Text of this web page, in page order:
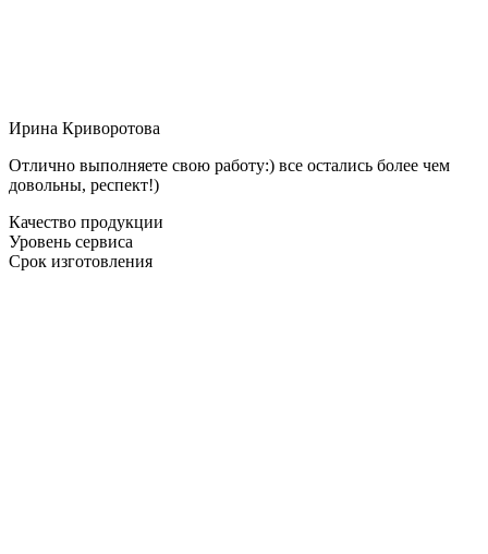
Ирина Криворотова
Отлично выполняете свою работу:) все остались более чем
довольны, респект!)
Качество продукции
Уровень сервиса
Срок изготовления